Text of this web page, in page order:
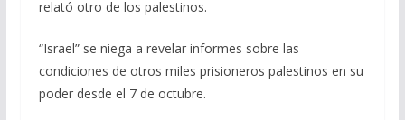
relató otro de los palestinos.
“Israel” se niega a revelar informes sobre las
condiciones de otros miles prisioneros palestinos en su
poder desde el 7 de octubre.